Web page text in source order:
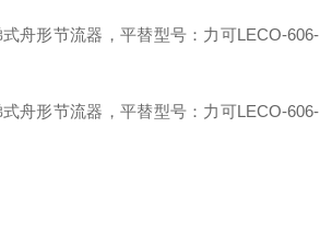
舟形节流器 ，平替型号：力可LECO-606-
舟形节流器 ，平替型号：力可LECO-606-